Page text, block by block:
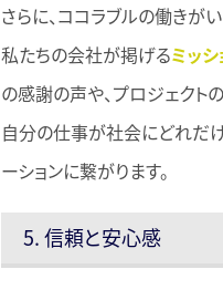
さらに、ココラブルの働きが
私たちの会社が掲げるミッシ
の感謝の声や、プロジェクト
自分の仕事が社会にどれだ
ーションに繋がります。
5. 信頼と安心感